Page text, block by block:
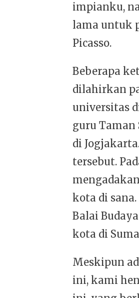
impianku,
lama untuk
Picasso.
Beberapa
dilahirkan
universitas
guru Taman
di
tersebut.
kota di
Balai
kota di
Meskipun
ini, kami